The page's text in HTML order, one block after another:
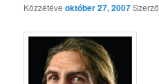
Közzétéveoktóber 27, 2007